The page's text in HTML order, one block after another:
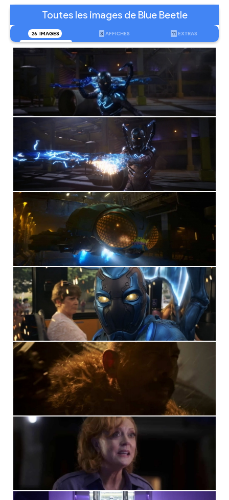
Toutes les images de Blue Beetle
26 IMAGES 3 AFFICHES 11 EXTRAS